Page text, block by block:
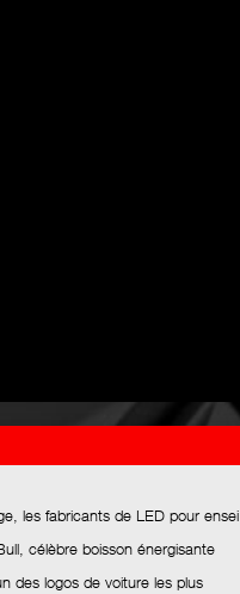
les fabricants de LED pour ensei
célèbre boisson énergisante
des logos de voiture les plus